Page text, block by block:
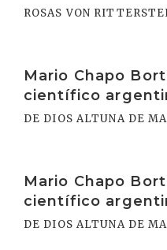
ROSAS VON
Mario Chapo
científico
DE DIOS ALTUNA DE
Mario Chapo
científico
DE DIOS ALTUNA DE